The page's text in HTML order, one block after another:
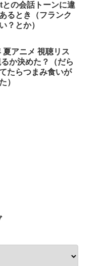
の会話トーンに違
るとき（フランク
？とか）
夏アニメ 視聴リス
るか決めた？（だら
たらつまみ食いが
）